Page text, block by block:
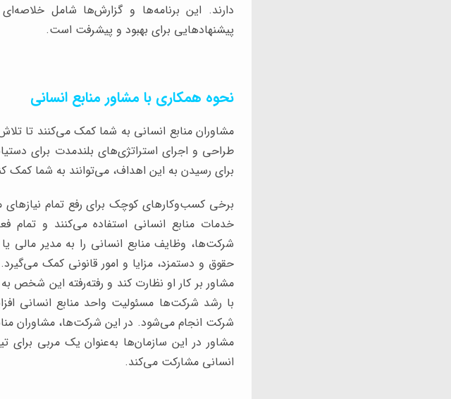
دارند. این برنامه‌ها و گزارش‌ها شامل
پیشنهادهایی برای بهبود و پیشرفت است.
نحوه همکاری با مشاور منابع انسانی
مشاوران منابع انسانی به شما کمک می‌کنند تا
طراحی و اجرای استراتژی‌های بلندمدت برای
برای رسیدن به این اهداف، می‌توانند به شما کمک
برخی کسب‌وکارهای کوچک برای رفع تمام نیازهای
خدمات منابع انسانی استفاده می‌کنند و تمام
شرکت‌ها، وظایف منابع انسانی را به مدیر مالی
حقوق و دستمزد، مزایا و امور قانونی کمک
مشاور بر کار او نظارت کند و رفته‌رفته این شخص
با رشد شرکت‌ها مسئولیت واحد منابع انسانی
شرکت انجام می‌شود. در این شرکت‌ها، مشاوران
مشاور در این سازمان‌ها به‌عنوان یک مربی برای
انسانی مشارکت می‌کند.